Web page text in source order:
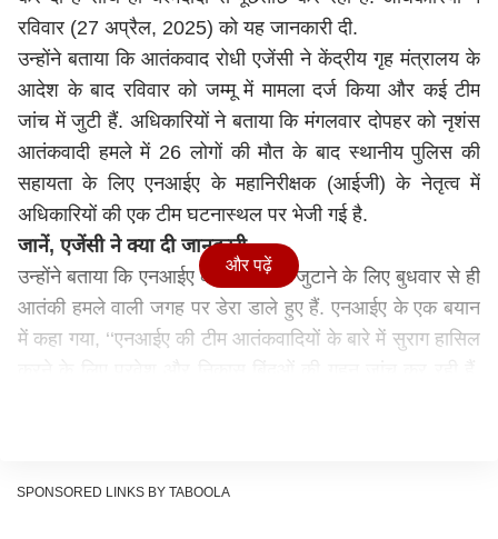
रविवार (27 अप्रैल, 2025) को यह जानकारी दी.
उन्होंने बताया कि आतंकवाद रोधी एजेंसी ने केंद्रीय गृह मंत्रालय के
आदेश के बाद रविवार को जम्मू में मामला दर्ज किया और कई टीम
जांच में जुटी हैं. अधिकारियों ने बताया कि मंगलवार दोपहर को नृशंस
आतंकवादी हमले में 26 लोगों की मौत के बाद स्थानीय पुलिस की
सहायता के लिए एनआईए के महानिरीक्षक (आईजी) के नेतृत्व में
अधिकारियों की एक टीम घटनास्थल पर भेजी गई है.
जानें, एजेंसी ने क्या दी जानकारी
उन्होंने बताया कि एनआईए की टीम सबूत जुटाने के लिए बुधवार से ही
आतंकी हमले वाली जगह पर डेरा डाले हुए हैं. एनआईए के एक बयान
में कहा गया, ‘‘एनआईए की टीम आतंकवादियों के बारे में सुराग हासिल
झकझोर कर रख दिया है.’’
और पढ़ें
SPONSORED LINKS BY TABOOLA